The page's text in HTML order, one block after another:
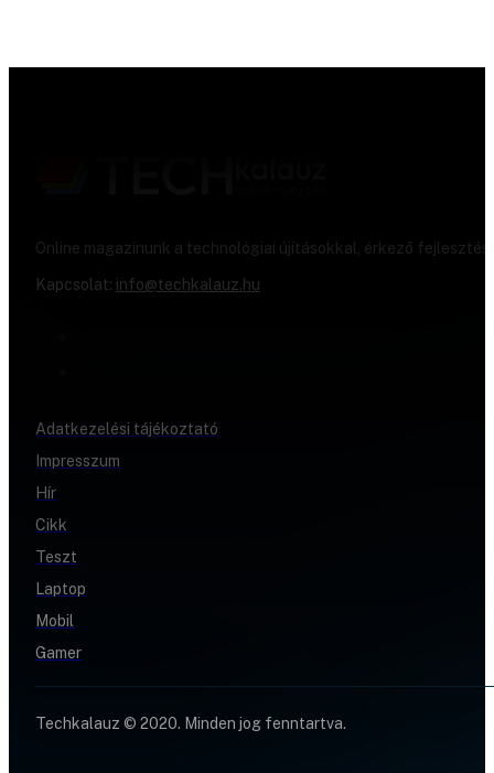
Online magazinunk a technológiai újításokkal, érkező
Kapcsolat: info@techkalauz.hu
Adatkezelési tájékoztató
Impresszum
Hír
Cikk
Teszt
Laptop
Mobil
Gamer
Techkalauz © 2020. Minden jog fenntartva.